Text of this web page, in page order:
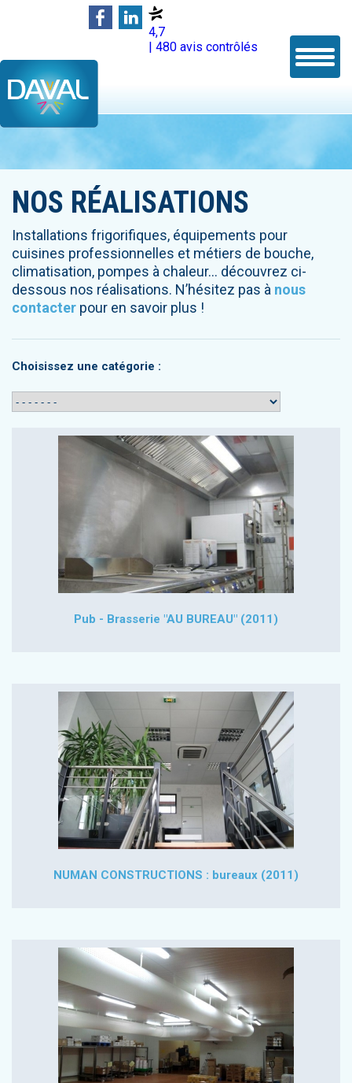
4,7
| 480 avis contrôlés
NOS RÉALISATIONS
Installations frigorifiques, équipements pour
cuisines professionnelles et métiers de bouche,
climatisation, pompes à chaleur… découvrez ci-
dessous nos réalisations. N’hésitez pas à nous
contacter pour en savoir plus !
Choisissez une catégorie :
Pub - Brasserie "AU BUREAU" (2011)
NUMAN CONSTRUCTIONS : bureaux (2011)